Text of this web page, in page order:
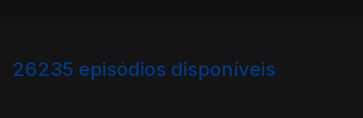
26235 episódios disponíveis